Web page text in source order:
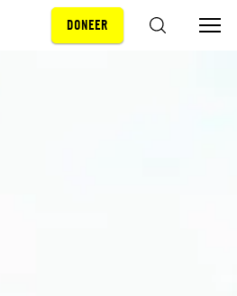
DONEER